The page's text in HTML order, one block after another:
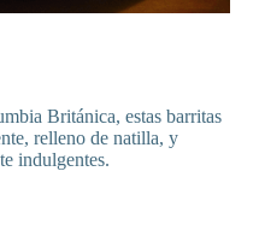
Británica, estas barritas
relleno de natilla, y
indulgentes.